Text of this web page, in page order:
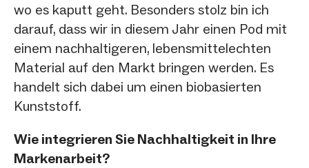
wo es kaputt geht. Besonders stolz bin ich
darauf, dass wir in diesem Jahr einen Pod mit
einem nachhaltigeren, lebensmittelechten
Material auf den Markt bringen werden. Es
handelt sich dabei um einen biobasierten
Kunststoff.
Wie integrieren Sie Nachhaltigkeit in Ihre
Markenarbeit?